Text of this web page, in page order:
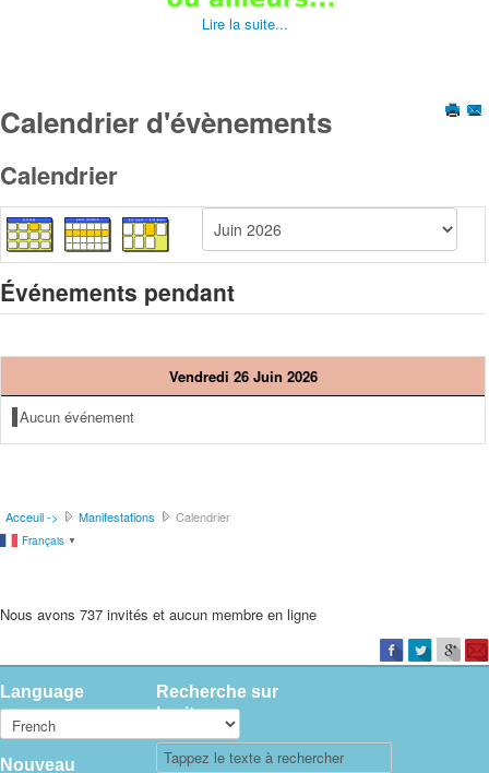
Lire la suite...
Calendrier d'évènements
Calendrier
Événements pendant
Vendredi 26 Juin 2026
Aucun événement
Acceuil -> Manifestations Calendrier
Français ▼
Nous avons 737 invités et aucun membre en ligne
Language
Nouveau
Recherche sur
le site